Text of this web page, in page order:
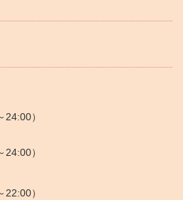
）
）
）